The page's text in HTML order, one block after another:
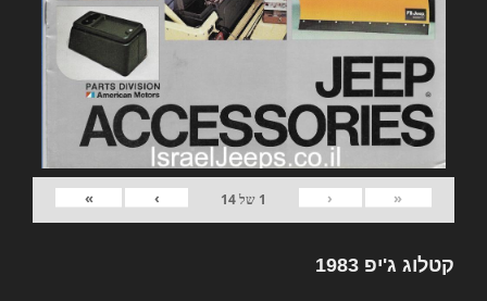
«
‹
1 של14
›
»
קטלוג ג'יפ 1983